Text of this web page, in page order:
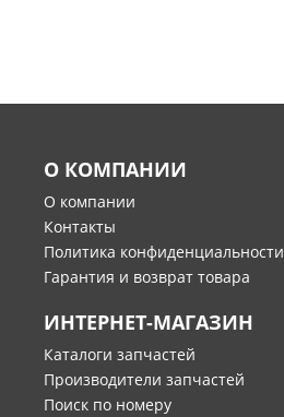
О КОМПАНИИ
О компании
Контакты
Политика конфиденциальности
Гарантия и возврат товара
ИНТЕРНЕТ-МАГАЗИН
Каталоги запчастей
Производители запчастей
Поиск по номеру